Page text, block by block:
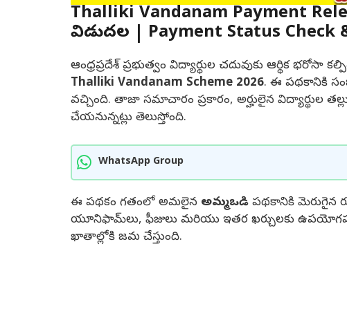
Thalliki Vandanam Payment
విడుదల | Payment Status Check
ఆంధ్రప్రదేశ్ ప్రభుత్వం విద్యార్థుల చదువుకు ఆర్థిక భరోసా
Thalliki Vandanam Scheme 2026. ఈ పథకానికి
వచ్చింది. తాజా సమాచారం ప్రకారం, అర్హులైన విద్యార్థుల
చేయనున్నట్లు తెలుస్తోంది.
WhatsApp Group
ఈ పథకం గతంలో అమలైన అమ్మఒడి పథకానికి మెరుగైన
యూనిఫామ్‌లు, ఫీజులు మరియు ఇతర ఖర్చులకు
ఖాతాల్లోకి జమ చేస్తుంది.